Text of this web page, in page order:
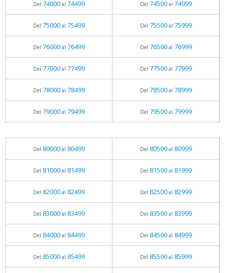
Del 74000al 74499 Del 74500al 74999
Del 75000al 75499 Del 75500al 75999
Del 76000al 76499 Del 76500al 76999
Del 77000al 77499 Del 77500al 77999
Del 78000al 78499 Del 78500al 78999
Del 79000al 79499 Del 79500al 79999
Del 80000al 80499 Del 80500al 80999
Del 81000al 81499 Del 81500al 81999
Del 82000al 82499 Del 82500al 82999
Del 83000al 83499 Del 83500al 83999
Del 84000al 84499 Del 84500al 84999
Del 85000al 85499 Del 85500al 85999